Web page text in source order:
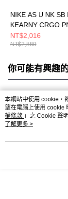
NIKE AS U NK SB
KEARNY CRGO
男女 長褲
NT$2,016
NT$2,880
你可能有興趣
熱門標籤
本網站中使用 cookie，
望在電腦上使用 cookie
權條款 」之 Cookie 聲
用條款之 Cookie 聲明使
了解更多 >